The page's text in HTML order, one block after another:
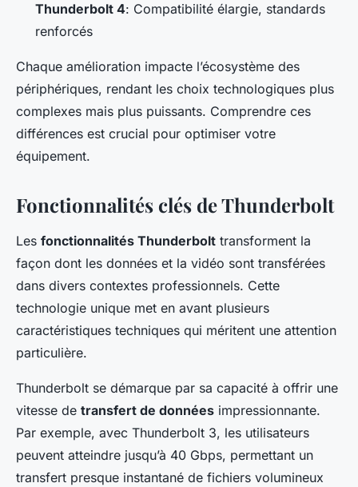
Thunderbolt 4: Compatibilité élargie, standards
renforcés
Chaque amélioration impacte l’écosystème des
périphériques, rendant les choix technologiques plus
complexes mais plus puissants. Comprendre ces
différences est crucial pour optimiser votre
équipement.
Fonctionnalités clés de Thunderbolt
Les fonctionnalités Thunderbolt transforment la
façon dont les données et la vidéo sont transférées
dans divers contextes professionnels. Cette
technologie unique met en avant plusieurs
caractéristiques techniques qui méritent une attention
particulière.
Thunderbolt se démarque par sa capacité à offrir une
vitesse de transfert de données impressionnante.
Par exemple, avec Thunderbolt 3, les utilisateurs
peuvent atteindre jusqu’à 40 Gbps, permettant un
transfert presque instantané de fichiers volumineux